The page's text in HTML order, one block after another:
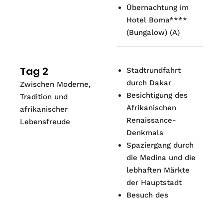
Übernachtung im
Hotel Boma****
(Bungalow) (A)
Tag 2
Zwischen Moderne,
Tradition und
afrikanischer
Lebensfreude
Stadtrundfahrt
durch Dakar
Besichtigung des
Afrikanischen
Renaissance-
Denkmals
Spaziergang durch
die Medina und die
lebhaften Märkte
der Hauptstadt
Besuch des